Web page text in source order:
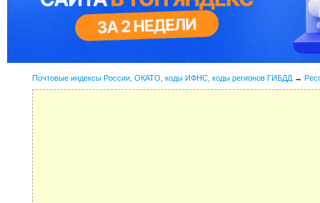
Почтовые индексы России, ОКАТО, коды ИФНС, коды регионов ГИБДД →